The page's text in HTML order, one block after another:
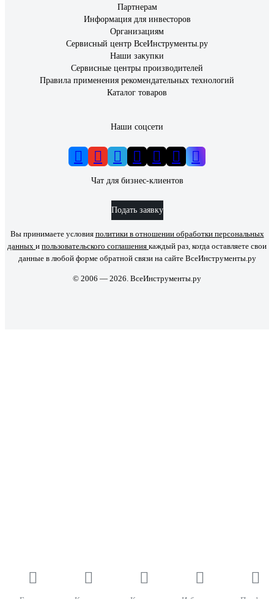
Партнерам
Информация для инвесторов
Организациям
Сервисный центр ВсеИнструменты.ру
Наши закупки
Сервисные центры производителей
Правила применения рекомендательных технологий
Каталог товаров
Наши соцсети
Чат для бизнес-клиентов
Подать заявку
Вы принимаете условия политики в отношении обработки персональных
данных и пользовательского соглашения каждый раз, когда оставляете свои
данные в любой форме обратной связи на сайте ВсеИнструменты.ру
© 2006 — 2026. ВсеИнструменты.ру